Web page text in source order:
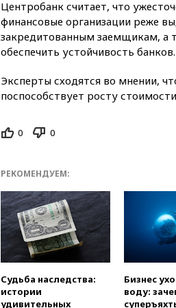
Центробанк считает, что
финансовые организации реже
закредитованным заемщикам, а
обеспечить устойчивость банков.
Эксперты сходятся во мнении,
поспособствует росту
0 0
РЕКОМЕНДУЕМ:
Судьба наследства:
истории
удивительных
Бизнес
воду: